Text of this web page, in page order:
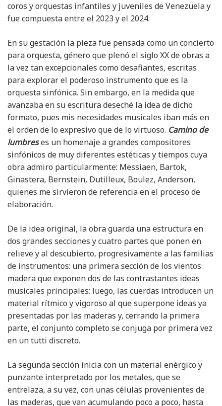
coros y orquestas infantiles y juveniles de Venezuela y
fue compuesta entre el 2023 y el 2024.
En su gestación la pieza fue pensada como un concierto
para orquesta, género que plenó el siglo XX de obras a
la vez tan excepcionales como desafiantes, escritas
para explorar el poderoso instrumento que es la
orquesta sinfónica. Sin embargo, en la medida que
avanzaba en su escritura deseché la idea de dicho
formato, pues mis necesidades musicales iban más en
el orden de lo expresivo que de lo virtuoso. Camino de
lumbreses un homenaje a grandes compositores
sinfónicos de muy diferentes estéticas y tiempos cuya
obra admiro particularmente: Messiaen, Bartok,
Ginastera, Bernstein, Dutilleux, Boulez, Anderson,
quienes me sirvieron de referencia en el proceso de
elaboración.
De la idea original, la obra guarda una estructura en
dos grandes secciones y cuatro partes que ponen en
relieve y al descubierto, progresivamente a las familias
de instrumentos: una primera sección de los vientos
madera que exponen dos de las contrastantes ideas
musicales principales; luego, las cuerdas introducen un
material rítmico y vigoroso al que superpone ideas ya
presentadas por las maderas y, cerrando la primera
parte, el conjunto completo se conjuga por primera vez
en un tutti discreto.
La segunda sección inicia con un material enérgico y
punzante interpretado por los metales, que se
entrelaza, a su vez, con unas células provenientes de
las maderas, que van acumulando poco a poco, hasta